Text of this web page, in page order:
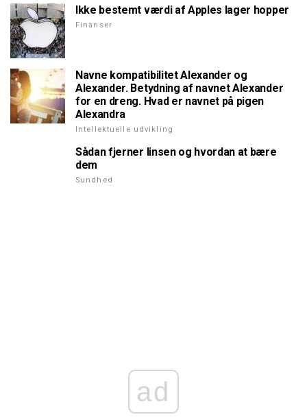
Ikke bestemt værdi af Apples lager hopper
Finanser
Navne kompatibilitet Alexander og
Alexander. Betydning af navnet Alexander
for en dreng. Hvad er navnet på pigen
Alexandra
Intellektuelle udvikling
Sådan fjerner linsen og hvordan at bære
dem
Sundhed
ad